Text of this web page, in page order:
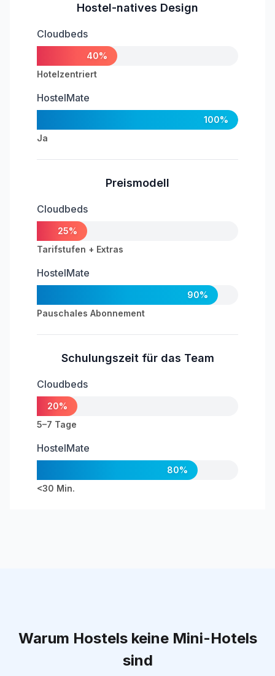
Hostel-natives Design
Cloudbeds
40%
Hotelzentriert
HostelMate
100%
Ja
Preismodell
Cloudbeds
25%
Tarifstufen + Extras
HostelMate
90%
Pauschales Abonnement
Schulungszeit für das Team
Cloudbeds
20%
5–7 Tage
HostelMate
80%
<30 Min.
Warum Hostels keine Mini-Hotels
sind